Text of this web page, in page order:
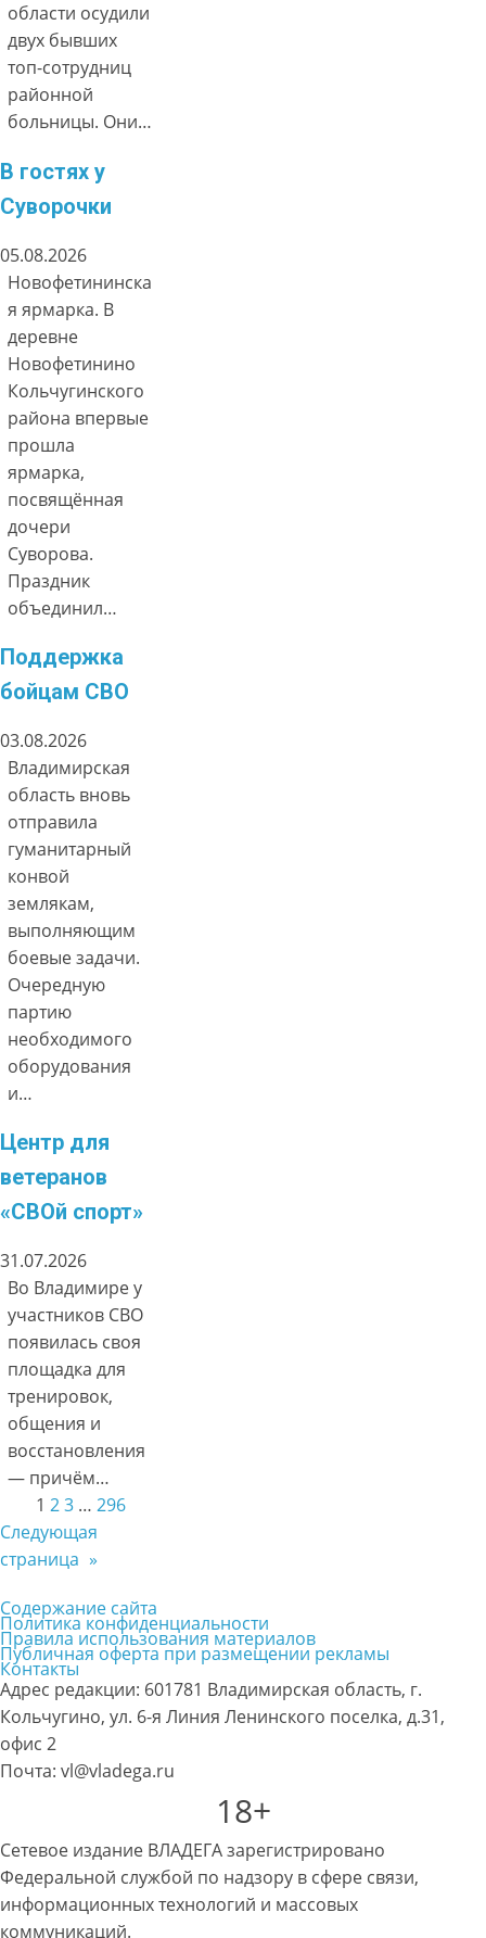
области осудили
двух бывших
топ-сотрудниц
районной
больницы. Они…
В гостях у
Суворочки
05.08.2026
Новофетининска
я ярмарка. В
деревне
Новофетинино
Кольчугинского
района впервые
прошла
ярмарка,
посвящённая
дочери
Суворова.
Праздник
объединил…
Поддержка
бойцам СВО
03.08.2026
Владимирская
область вновь
отправила
гуманитарный
конвой
землякам,
выполняющим
боевые задачи.
Очередную
партию
необходимого
оборудования
и…
Центр для
ветеранов
«СВОй спорт»
31.07.2026
Во Владимире у
участников СВО
появилась своя
площадка для
тренировок,
общения и
восстановления
— причём…
1 23 … 296
Следующая
страница »
Содержание сайта
Политика конфиденциальности
Правила использования материалов
Публичная оферта при размещении рекламы
Контакты
Адрес редакции: 601781 Владимирская область, г.
Кольчугино, ул. 6-я Линия Ленинского поселка, д.31,
офис 2
Почта: vl@vladega.ru
18+
Сетевое издание ВЛАДЕГА зарегистрировано
Федеральной службой по надзору в сфере связи,
информационных технологий и массовых
коммуникаций.